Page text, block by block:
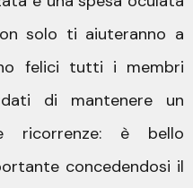
solo ti aiuteranno a
felici tutti i membri
di mantenere un
ricorrenze: è bello
concedendosi il